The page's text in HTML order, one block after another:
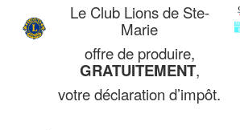
Le Club Lions de Ste-
Marie
offre de produire,
GRATUITEMENT,
votre déclaration d’impôt.